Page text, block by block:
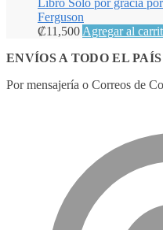
Libro Solo por gracia
Ferguson
₡11,500Agregar al
ENVÍOS A TODO EL PAÍS
Por mensajería o Correos de